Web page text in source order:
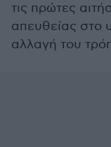
τις πρώτες
απευθείας στο
αλλαγή του